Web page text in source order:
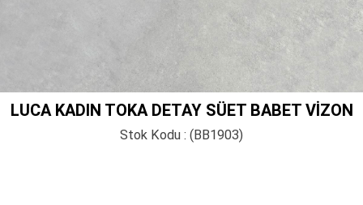
LUCA KADIN TOKA DETAY SÜET BABET VIZON
Stok Kodu (BB1903)